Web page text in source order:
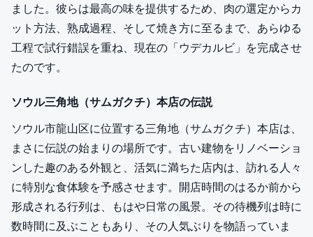
ました。彼らは最高の味を提供するため、肉の選定からカ
ット方法、熟成過程、そして焼き方に至るまで、あらゆる
工程で試行錯誤を重ね、現在の「ウデカルビ」を完成させ
たのです。
ソウル三角地（サムガクチ）本店の伝説
ソウル市龍山区に位置する三角地（サムガクチ）本店は、
まさに伝説の始まりの場所です。古い建物をリノベーショ
ンした趣のある外観と、活気に満ちた店内は、訪れる人々
に特別な食体験を予感させます。開店時間のはるか前から
形成される行列は、もはや日常の風景。その待機列は時に
数時間に及ぶこともあり、その人気ぶりを物語っていま